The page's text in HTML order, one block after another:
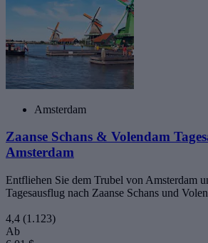
Amsterdam
Zaanse Schans & Volendam
Amsterdam
Entfliehen Sie dem Trubel von Amsterdam
Tagesausflug nach Zaanse Schans und
4,4 (1.123)
Ab